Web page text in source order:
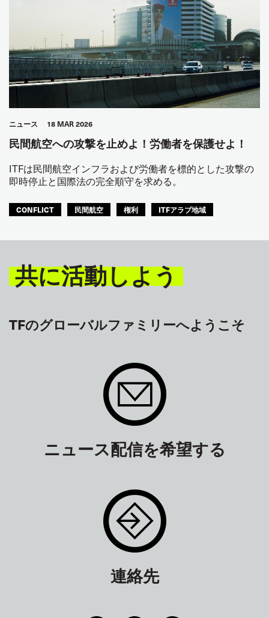
ニュース 18 MAR 2026
民間航空への攻撃を止めよ！労働者を保護せよ！
ITFは民間航空インフラおよび労働者を標的とした攻撃の
即時停止と国際法の完全順守を求める。
CONFLICT 民間航空 権利 ITFアラブ地域
共に活動しよう
TFのグローバルファミリーへようこそ
ニュース配信を希望する
連絡先